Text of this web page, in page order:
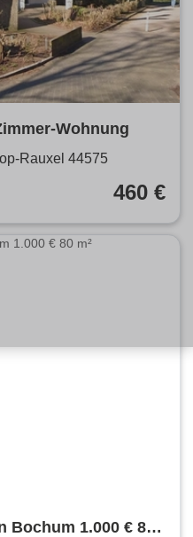
Wohnung
Rauxel 44575
460 €
Bochum 1.000 € 80